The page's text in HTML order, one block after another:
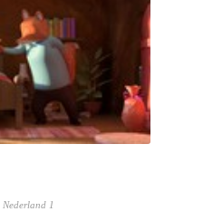
Nederland 1